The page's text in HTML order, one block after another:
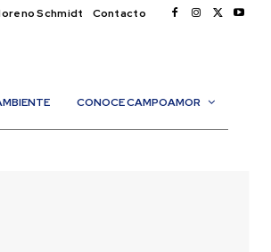
Schmidt Contacto
CONOCE CAMPOAMOR